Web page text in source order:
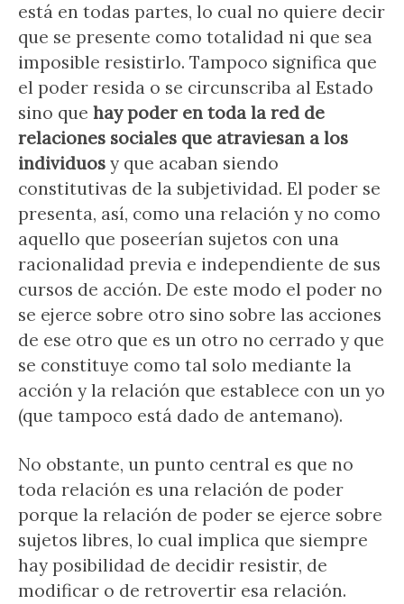
está en todas partes, lo cual no quiere decir
que se presente como totalidad ni que sea
imposible resistirlo. Tampoco significa que
el poder resida o se circunscriba al Estado
sino que hay poder en toda la red de
relaciones sociales que atraviesan a los
individuos y que acaban siendo
constitutivas de la subjetividad. El poder se
presenta, así, como una relación y no como
aquello que poseerían sujetos con una
racionalidad previa e independiente de sus
cursos de acción. De este modo el poder no
se ejerce sobre otro sino sobre las acciones
de ese otro que es un otro no cerrado y que
se constituye como tal solo mediante la
acción y la relación que establece con un yo
(que tampoco está dado de antemano).
No obstante, un punto central es que no
toda relación es una relación de poder
porque la relación de poder se ejerce sobre
sujetos libres, lo cual implica que siempre
hay posibilidad de decidir resistir, de
modificar o de retrovertir esa relación.